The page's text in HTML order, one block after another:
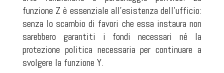
funzione Z è essenziale all'esistenza dell'ufficio:
senza lo scambio di favori che essa instaura non
sarebbero garantiti i fondi necessari né la
protezione politica necessaria per continuare a
svolgere la funzione Y.